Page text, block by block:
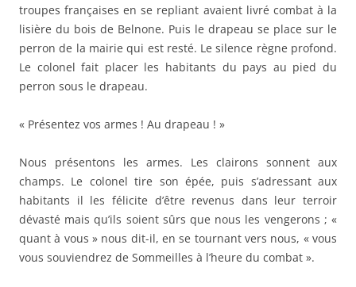
troupes françaises en se repliant avaient livré combat à la
lisière du bois de Belnone. Puis le drapeau se place sur le
perron de la mairie qui est resté. Le silence règne profond.
Le colonel fait placer les habitants du pays au pied du
perron sous le drapeau.
« Présentez vos armes ! Au drapeau ! »
Nous présentons les armes. Les clairons sonnent aux
champs. Le colonel tire son épée, puis s’adressant aux
habitants il les félicite d’être revenus dans leur terroir
dévasté mais qu’ils soient sûrs que nous les vengerons ; «
quant à vous » nous dit-il, en se tournant vers nous, « vous
vous souviendrez de Sommeilles à l’heure du combat ».